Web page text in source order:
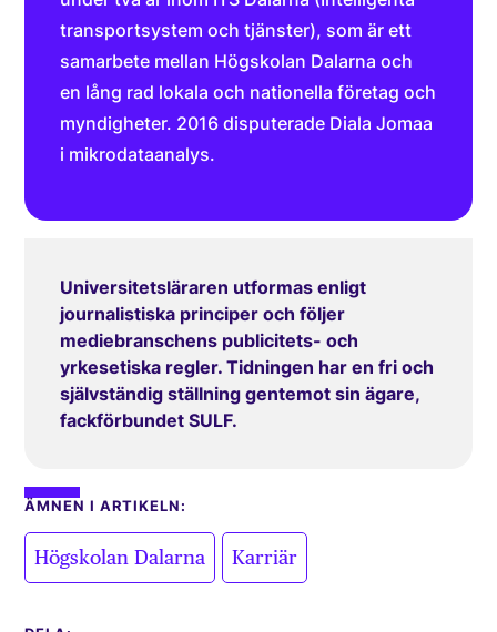
transportsystem och tjänster), som är ett
samarbete mellan Högskolan Dalarna och
en lång rad lokala och nationella företag och
myndigheter. 2016 disputerade Diala Jomaa
i mikrodataanalys.
Universitetsläraren utformas enligt
journalistiska principer och följer
mediebranschens publicitets- och
yrkesetiska regler. Tidningen har en fri och
självständig ställning gentemot sin ägare,
fackförbundet SULF.
ÄMNEN I ARTIKELN:
Högskolan Dalarna Karriär